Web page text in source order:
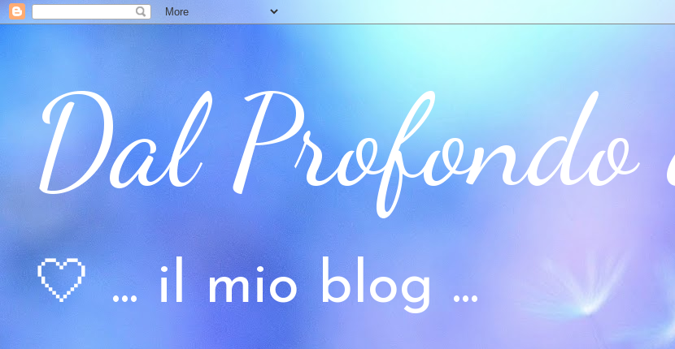
Dal Profondo
🤍 ... il mio blog ...